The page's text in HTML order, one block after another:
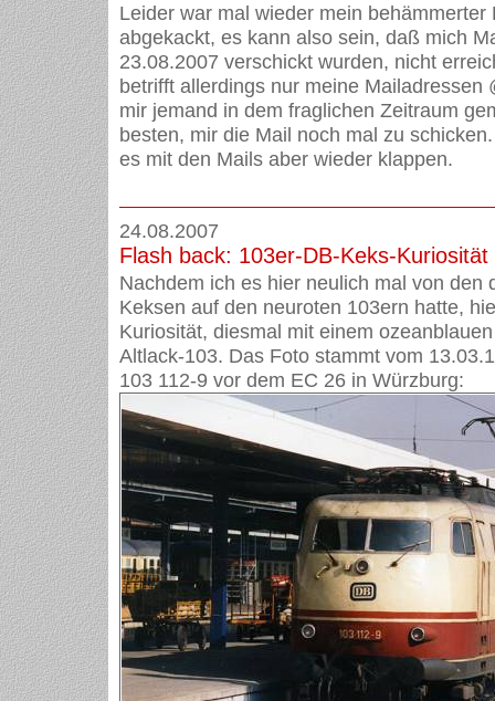
Leider war mal wieder mein behämmerter
abgekackt, es kann also sein, daß mich
23.08.2007 verschickt wurden, nicht
betrifft allerdings nur meine Mailadressen
mir jemand in dem fraglichen Zeitraum
besten, mir die Mail noch mal zu
es mit den Mails aber wieder klappen.
24.08.2007
Flash back: 103er-DB-Keks-Kuriosität
Nachdem ich es hier neulich mal von den
Keksen auf den neuroten 103ern hatte,
Kuriosität, diesmal mit einem
Altlack-103. Das Foto stammt vom
103 112-9 vor dem EC 26 in Würzburg: